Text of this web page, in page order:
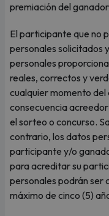
premiación del
El participante que no
personales solicitados
personales
reales, correctos y
cualquier momento del
consecuencia
el sorteo o concurso.
contrario, los datos
participante y/o
para acreditar su
personales podrán ser
máximo de cinco (5)